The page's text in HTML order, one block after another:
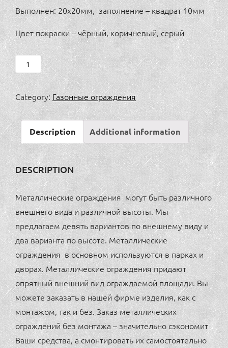
Выполнен: 20х20мм, заполнение – квадрат 10мм
Цвет покраски – чёрный, коричневый, серый
Газонное
ограждение
4
(1960x600мм,
1960x1200мм)
quantity
Category: Газонные ограждения
Description Additional information
DESCRIPTION
Металлические ограждения могут быть различного
внешнего вида и различной высоты. Мы
предлагаем девять вариантов по внешнему виду и
два варианта по высоте. Металлические
ограждения в основном используются в парках и
дворах. Металлические ограждения придают
опрятный внешний вид ограждаемой площади. Вы
можете заказать в нашей фирме изделия, как с
монтажом, так и без. Заказ металлических
ограждений без монтажа – значительно сэкономит
Ваши средства, а смонтировать их самостоятельно